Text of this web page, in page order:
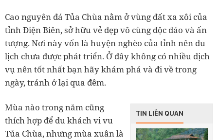
Cao nguyên đá Tủa Chùa nằm ở vùng đất xa xôi của
tỉnh Điện Biên, sở hữu vẻ đẹp vô cùng độc đáo và ấn
tượng. Nơi này vốn là huyện nghèo của tỉnh nên du
lịch chưa được phát triển. Ở đây không có nhiều dịch
vụ nên tốt nhất bạn hãy khám phá và đi về trong
ngày, tránh ở lại qua đêm.
TIN LIÊN QUAN
Mùa nào trong năm cũng
thích hợp để du khách vi vu
Tủa Chùa, nhưng mùa xuân là